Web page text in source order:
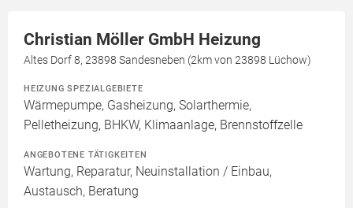
Christian Möller GmbH Heizung
Altes Dorf 8, 23898 Sandesneben (2km von 23898 Lüchow)
HEIZUNG SPEZIALGEBIETE
Wärmepumpe, Gasheizung, Solarthermie,
Pelletheizung, BHKW, Klimaanlage, Brennstoffzelle
ANGEBOTENE TÄTIGKEITEN
Wartung, Reparatur, Neuinstallation / Einbau,
Austausch, Beratung